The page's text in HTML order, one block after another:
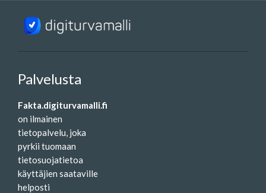
Palvelusta
Fakta.digiturvamalli.fi
on ilmainen
tietopalvelu, joka
pyrkii tuomaan
tietosuojatietoa
käyttäjien saataville
helposti